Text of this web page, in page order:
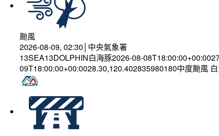
颱風
2026-08-09, 02:30│中央氣象署
13SEA13DOLPHIN白海豚2026-08-
09T18:00:00+00:0028.30,120.402835980180中度颱風